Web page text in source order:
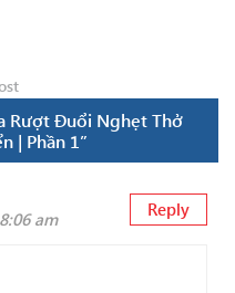
Rượt Đuổi Nghẹt Thở
| Phần 1”
am
Reply